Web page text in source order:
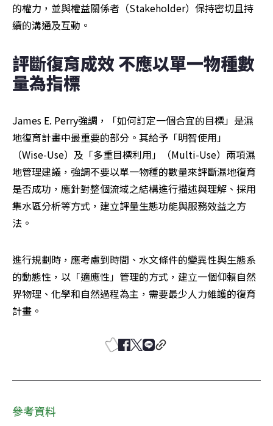
的權力，並與權益關係者（Stakeholder）保持密切且持
續的溝通及互動。
評斷復育成效 不應以單一物種數
量為指標
James E. Perry強調，「如何訂定一個合宜的目標」是濕
地復育計畫中最重要的部分。其給予「明智使用」
（Wise-Use）及「多重目標利用」（Multi-Use）兩項濕
地管理建議，強調不要以單一物種的數量來評斷濕地復育
是否成功，應針對整個流域之結構進行描述與理解、採用
集水區分析等方式，建立評量生態功能與服務效益之方
法。
進行規劃時，應考慮到時間、水文條件的變異性與生態系
的動態性，以「適應性」管理的方式，建立一個仰賴自然
界物理、化學和自然過程為主，需要最少人力維護的復育
計畫。
參考資料